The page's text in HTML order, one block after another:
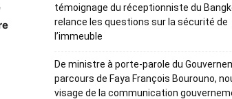
témoignage du réceptionniste du
relance les questions sur la sécurité de
l’immeuble
De ministre à porte-parole du
parcours de Faya François Bourouno,
visage de la communication